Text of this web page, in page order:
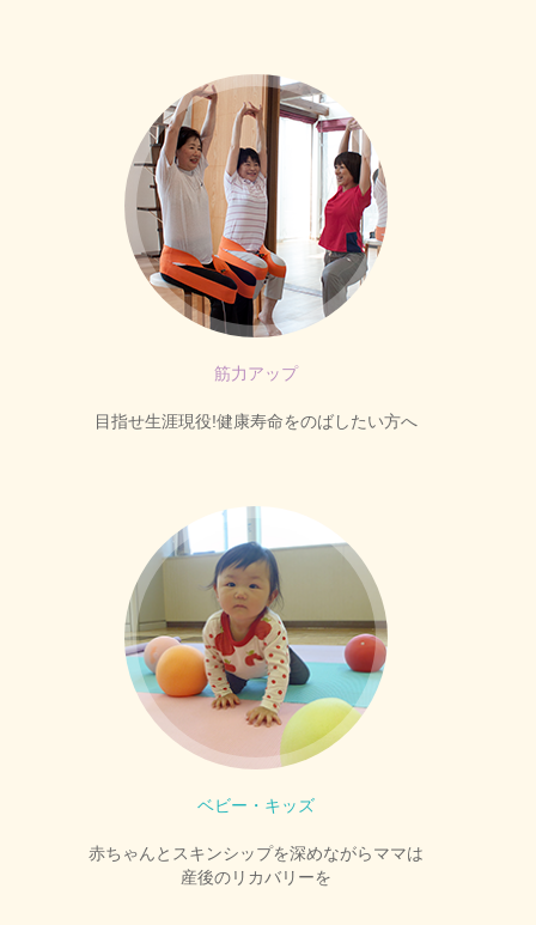
筋力アップ
目指せ生涯現役!健康寿命をのばしたい方へ
ベビー・キッズ
赤ちゃんとスキンシップを深めながらママは
産後のリカバリーを